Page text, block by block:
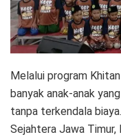
Melalui program
banyak anak-anak
tanpa terkendala
Sejahtera Jawa Timur,